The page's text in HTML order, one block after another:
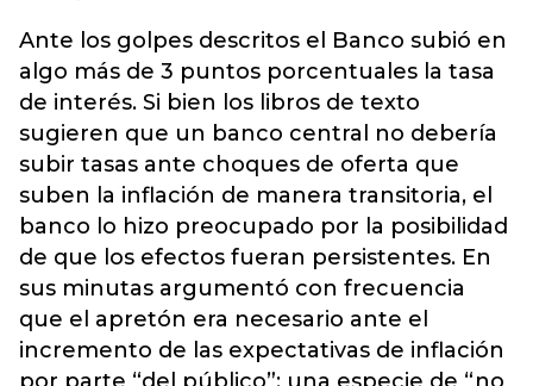
Ante los golpes descritos el Banco subió en
algo más de 3 puntos porcentuales la tasa
de interés. Si bien los libros de texto
sugieren que un banco central no debería
subir tasas ante choques de oferta que
suben la inflación de manera transitoria, el
banco lo hizo preocupado por la posibilidad
de que los efectos fueran persistentes. En
sus minutas argumentó con frecuencia
que el apretón era necesario ante el
incremento de las expectativas de inflación